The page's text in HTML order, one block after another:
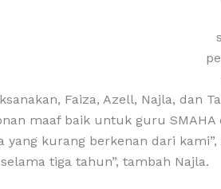
Faiza, Azell, Najla,
maaf baik untuk guru
yang kurang berkenan dari
tiga tahun”, tambah Najla.